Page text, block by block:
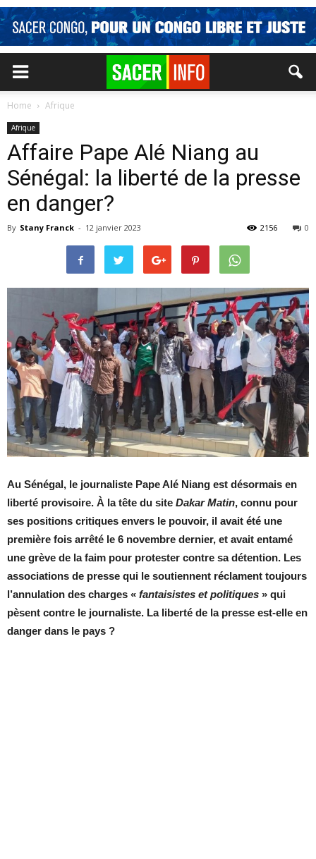
Home Afrique
Afrique
Affaire Pape Alé Niang au
Sénégal: la liberté de la presse
en danger?
By Stany Franck - 12 janvier 2023 0
2156
Au Sénégal, le journaliste Pape Alé Niang est désormais en
liberté provisoire. À la tête du site Dakar Matin, connu pour
ses positions critiques envers le pouvoir, il avait été une
première fois arrêté le 6 novembre dernier, et avait entamé
une grève de la faim pour protester contre sa détention. Les
associations de presse qui le soutiennent réclament toujours
l’annulation des charges « fantaisistes et politiques » qui
pèsent contre le journaliste. La liberté de la presse est-elle en
danger dans le pays ?